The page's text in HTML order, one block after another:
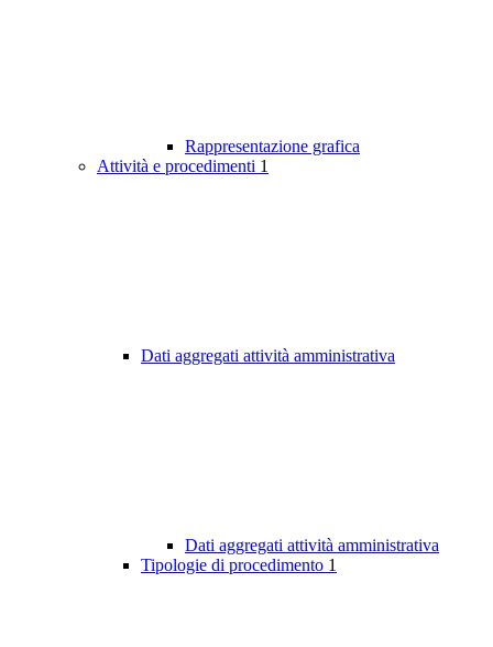
Rappresentazione grafica
Attività e procedimenti 1
Dati aggregati attività amministrativa
Dati aggregati attività amministrativa
Tipologie di procedimento 1